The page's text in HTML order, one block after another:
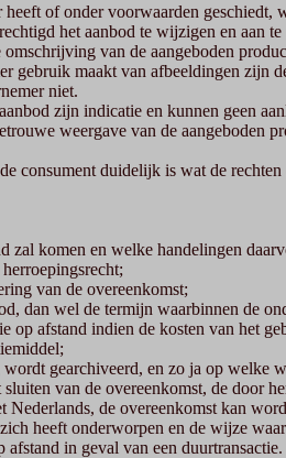
heeft of onder voorwaarden
het aanbod te wijzigen en aan te
van de aangeboden
gebruik maakt van afbeeldingen zijn
niet.
zijn indicatie en kunnen geen
weergave van de aangeboden
consument duidelijk is wat de
zal komen en welke handelingen
van de overeenkomst;
dan wel de termijn waarbinnen de
op afstand indien de kosten van het
gearchiveerd, en zo ja op welke
van de overeenkomst, de door
Nederlands, de overeenkomst kan
heeft onderworpen en de wijze
in geval van een duurtransactie.